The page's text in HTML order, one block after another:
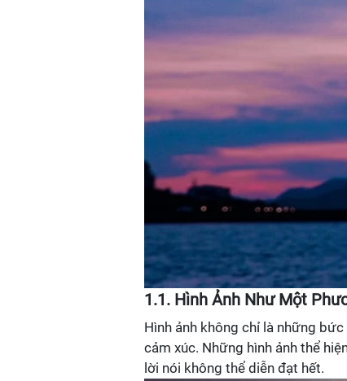
1.1. Hình Ảnh Như Một
Hình ảnh không chỉ là những
cảm xúc. Những hình ảnh thể
lời nói không thể diễn đạt hết.